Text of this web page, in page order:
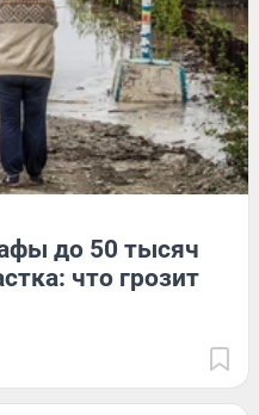
до 50 тысяч
что грозит